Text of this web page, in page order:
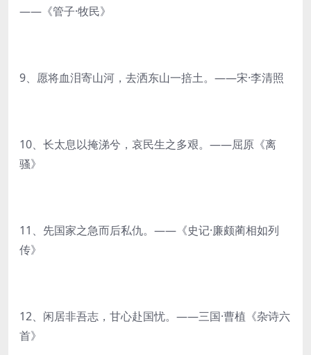
——《管子·牧民》
9、愿将血泪寄山河，去洒东山一掊土。——宋·李清照
10、长太息以掩涕兮，哀民生之多艰。——屈原《离
骚》
11、先国家之急而后私仇。——《史记·廉颇蔺相如列
传》
12、闲居非吾志，甘心赴国忧。——三国·曹植《杂诗六
首》